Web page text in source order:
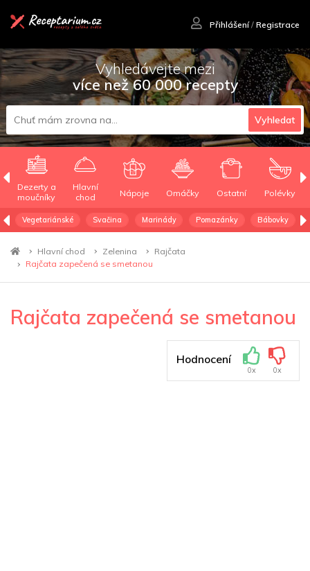
Přihlášení/ Registrace
Vyhledávejte mezi
více než 60 000 recepty
Vyhledat
Dezerty a
moučníky
Hlavní
chod
Nápoje Omáčky Ostatní Polévky
Vegetariánské Svačina Marinády Pomazánky Bábovky
Hlavní chod Zelenina
Rajčata
Rajčata zapečená se smetanou
Rajčata zapečená se smetanou
Hodnocení
0x 0x